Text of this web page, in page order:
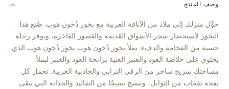
وصف المنتج
حوِّل منزلك إلى ملاذ من الأناقة العربية مع بخور دُخون هوب. صُنع هذا
البخور لاستحضار سحر الأسواق القديمة والقصور الفاخرة، ويوفر رحلة
حسية من الفخامة والدفء. يملأ بخور دُخون هوب بخور دُخون هوب الذي
يحتوي على خلاصة العود والعنبر الغنية برائحة العود والعنبر ليملأ
مساحتك بمزيج ساحر من الرقي الترابي والجاذبية الغريبة. تحمل كل
نفحة نفحات من التوابل، وتنسج نسيجًا من التقاليد والحداثة التي تبقى